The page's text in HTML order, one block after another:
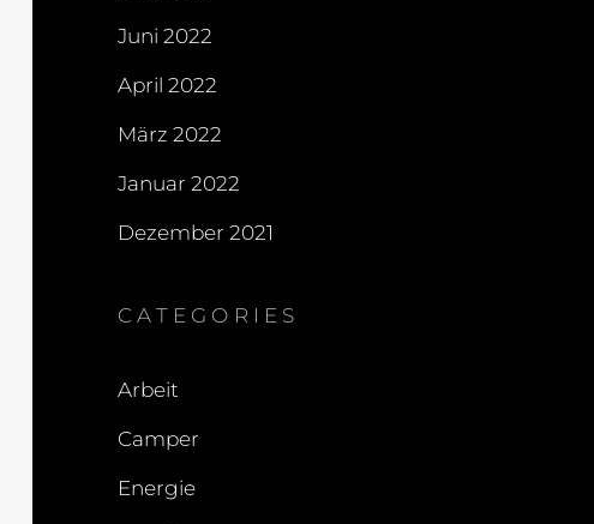
Juni 2022
April 2022
März 2022
Januar 2022
Dezember 2021
CATEGORIES
Arbeit
Camper
Energie